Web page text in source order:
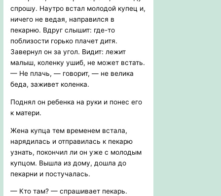
спрошу. Наутро встал молодой купец и,
ничего не ведая, направился в
пекарню. Вдруг слышит: где-то
поблизости горько плачет дитя.
Завернул он за угол. Видит: лежит
малыш, коленку ушиб, не может встать.
— Не плачь, — говорит, — не велика
беда, заживет коленка.
Поднял он ребенка на руки и понес его
к матери.
Жена купца тем временем встала,
нарядилась и отправилась к пекарю
узнать, покончил ли он уже с молодым
купцом. Вышла из дому, дошла до
пекарни и постучалась.
— Кто там? — спрашивает пекарь.